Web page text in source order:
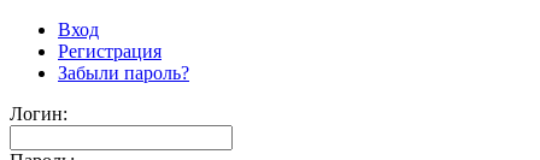
Вход
Регистрация
Забыли пароль?
Логин: